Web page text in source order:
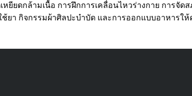
หยียดกล้ามเนื้อ การฝึกการเคลื่อนไหวร่างกาย การจั
ยา กิจกรรมผ้าศิลปะบำบัด และการออกแบบอาหารให้